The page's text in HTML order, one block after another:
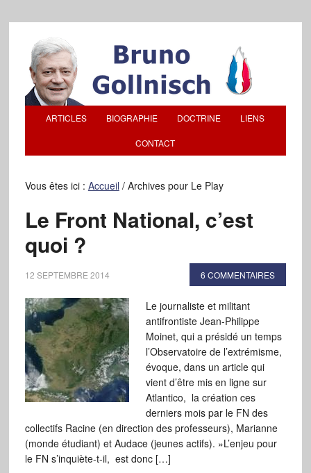
ARTICLES BIOGRAPHIE DOCTRINE LIENS
CONTACT
Vous êtes ici : Accueil /Archives pour Le Play
Le Front National, c’est
quoi ?
12 SEPTEMBRE 2014 6 COMMENTAIRES
Le journaliste et militant
antifrontiste Jean-Philippe
Moinet, qui a présidé un temps
l’Observatoire de l’extrémisme,
évoque, dans un article qui
vient d’être mis en ligne sur
Atlantico, la création ces
derniers mois par le FN des
collectifs Racine (en direction des professeurs), Marianne
(monde étudiant) et Audace (jeunes actifs). »L’enjeu pour
le FN s’inquiète-t-il, est donc […]